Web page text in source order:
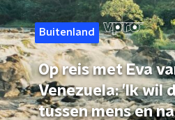
Buitenland
Op reis met Eva
Venezuela: 'Ik wil
tussen mens en